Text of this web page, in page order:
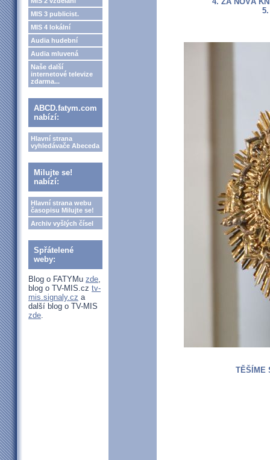
MIS 3 publicist.
MIS 4 lokální
Audia hudební
Audia mluvená
Naše další
internetové televize
zdarma...
ABCD.fatym.com
nabízí:
Hlavní strana
vyhledávače Abeceda
Milujte se!
nabízí:
Hlavní strana webu
časopisu Milujte se!
Archiv vyšlých čísel
Spřátelené
weby:
Blog o FATYMu zde,
blog o TV-MIS.cz tv-
mis.signaly.cz a
další blog o TV-MIS
zde.
TĚŠÍME